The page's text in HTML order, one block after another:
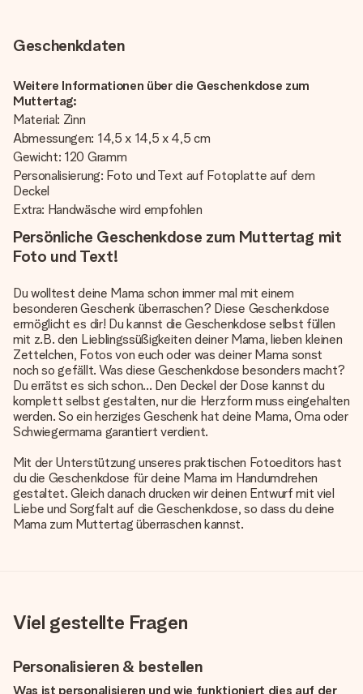
Geschenkdaten
Weitere Informationen über die Geschenkdose zum
Muttertag:
Material: Zinn
Abmessungen: 14,5 x 14,5 x 4,5 cm
Gewicht: 120 Gramm
Personalisierung: Foto und Text auf Fotoplatte auf dem
Deckel
Extra: Handwäsche wird empfohlen
Persönliche Geschenkdose zum Muttertag mit
Foto und Text!
Du wolltest deine Mama schon immer mal mit einem
besonderen Geschenk überraschen? Diese Geschenkdose
ermöglicht es dir! Du kannst die Geschenkdose selbst füllen
mit z.B. den Lieblingssüßigkeiten deiner Mama, lieben kleinen
Zettelchen, Fotos von euch oder was deiner Mama sonst
noch so gefällt. Was diese Geschenkdose besonders macht?
Du errätst es sich schon... Den Deckel der Dose kannst du
komplett selbst gestalten, nur die Herzform muss eingehalten
werden. So ein herziges Geschenk hat deine Mama, Oma oder
Schwiegermama garantiert verdient.
Mit der Unterstützung unseres praktischen Fotoeditors hast
du die Geschenkdose für deine Mama im Handumdrehen
gestaltet. Gleich danach drucken wir deinen Entwurf mit viel
Liebe und Sorgfalt auf die Geschenkdose, so dass du deine
Mama zum Muttertag überraschen kannst.
Viel gestellte Fragen
Personalisieren & bestellen
Was ist personalisieren und wie funktioniert dies auf der